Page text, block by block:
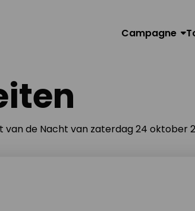
Campagne
van de Nacht van zaterdag 24 oktober